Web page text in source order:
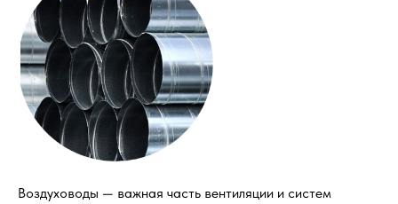
Воздуховоды — важная часть вентиляции и систем